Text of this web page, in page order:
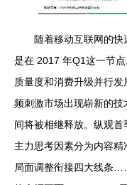
随着移动互联网的
是在 2017 年Q1这一节
质量度和消费升级并行
频刺激市场出现崭新的
间将被相继释放。纵观
主力思考因素分为内容
局面调整衔接四大线条